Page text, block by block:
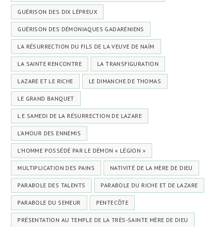
GUÉRISON DES DIX LÉPREUX
GUÉRISON DES DÉMONIAQUES GADARÉNIENS
LA RÉSURRECTION DU FILS DE LA VEUVE DE NAÏM
LA SAINTE RENCONTRE LA TRANSFIGURATION
LAZARE ET LE RICHE LE DIMANCHE DE THOMAS
LE GRAND BANQUET
L E SAMEDI DE LA RÉSURRECTION DE LAZARE
L’AMOUR DES ENNEMIS
L’HOMME POSSÉDÉ PAR LE DÉMON « LÉGION »
MULTIPLICATION DES PAINS NATIVITÉ DE LA MÈRE DE DIEU
PARABOLE DES TALENTS PARABOLE DU RICHE ET DE LAZARE
PARABOLE DU SEMEUR PENTECÔTE
PRÉSENTATION AU TEMPLE DE LA TRÈS-SAINTE MÈRE DE DIEU